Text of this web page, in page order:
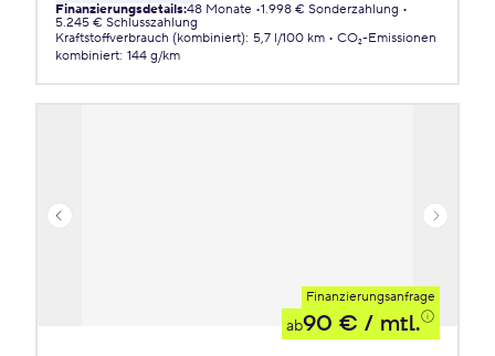
Finanzierungsdetails:48 Monate 1.998 € Sonderzahlung
5.245 € Schlusszahlung
Kraftstoffverbrauch (kombiniert): 5,7 l/100 km
CO₂-Emissionen
kombiniert: 144 g/km
Finanzierungsanfrage
ab90 € / mtl.